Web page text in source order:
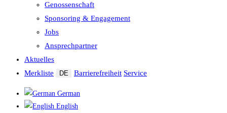
Genossenschaft
Sponsoring & Engagement
Jobs
Ansprechpartner
Aktuelles
Merkliste
DE Barrierefreiheit Service
German
English